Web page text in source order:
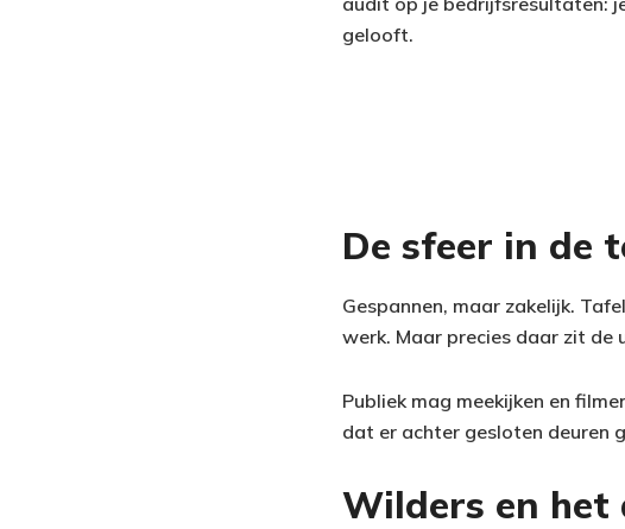
gelooft.
De sfeer in de
Gespannen, maar zakelijk.
werk. Maar precies daar zit de
Publiek mag meekijken en
dat er achter gesloten deuren
Wilders en